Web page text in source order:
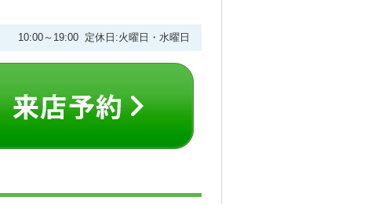
10:00～19:00 定休日:火曜日・水曜日